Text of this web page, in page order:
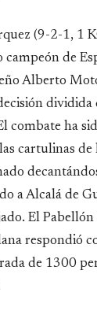
(9-2-1, 1
de
Alberto
dividida
combate ha
cartulinas de
a Alcalá de
El Pabellón
respondió
de 1300